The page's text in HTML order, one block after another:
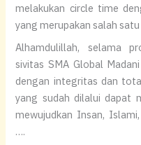
melakukan circle time
yang merupakan salah
Alhamdulillah, selama
sivitas SMA Global
dengan integritas dan
yang sudah dilalui dapat
mewujudkan Insan,
….